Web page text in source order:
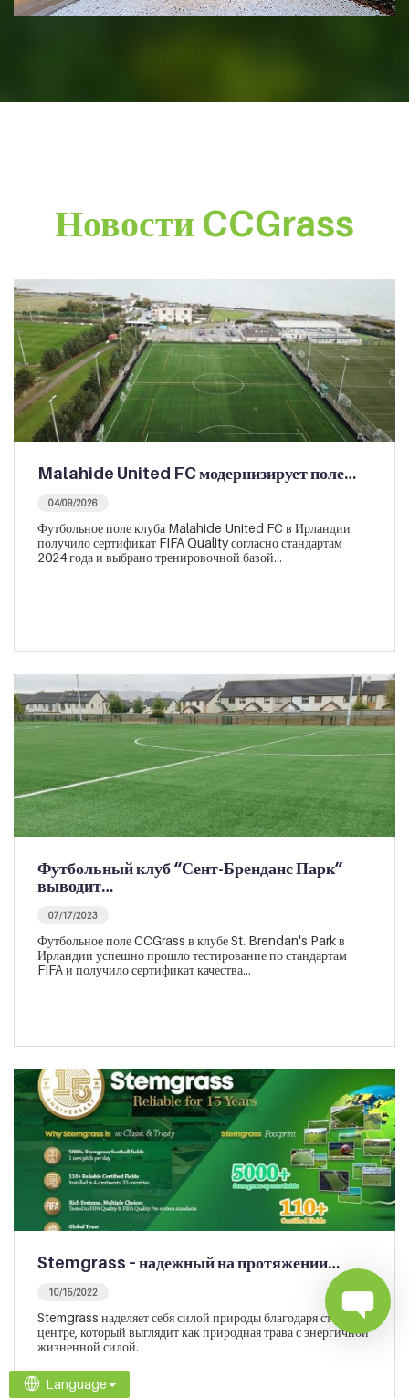
Новости CCGrass
Malahide United FC модернизирует поле…
04/09/2026
Футбольное поле клуба Malahide United FC в Ирландии
получило сертификат FIFA Quality согласно стандартам
2024 года и выбрано тренировочной базой…
Футбольный клуб “Сент-Бренданс Парк”
выводит…
07/17/2023
Футбольное поле CCGrass в клубе St. Brendan's Park в
Ирландии успешно прошло тестирование по стандартам
FIFA и получило сертификат качества…
Stemgrass – надежный на протяжении…
10/15/2022
Stemgrass наделяет себя силой природы благодаря стеблю в
центре, который выглядит как природная трава с энергичной
жизненной силой.
Language